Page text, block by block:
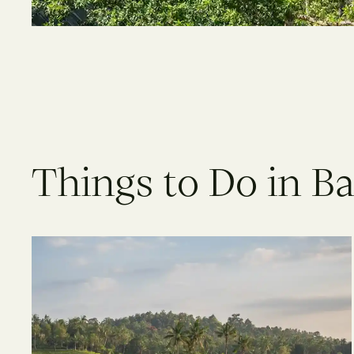
Things to Do in